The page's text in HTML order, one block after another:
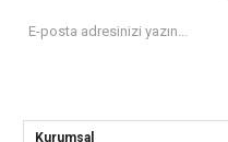
Kurumsal